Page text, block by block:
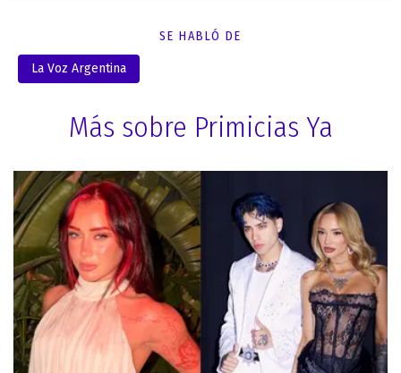
SE HABLÓ DE
La Voz Argentina
Más sobre Primicias Ya